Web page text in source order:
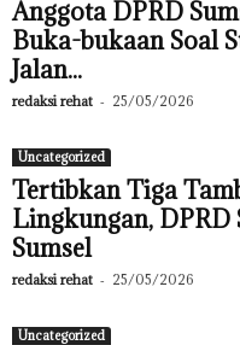
Anggota DPRD
Buka-bukaan Soal
Jalan...
redaksi rehat - 25/05/2026
Uncategorized
Tertibkan Tiga
Lingkungan,
Sumsel
redaksi rehat - 25/05/2026
Uncategorized